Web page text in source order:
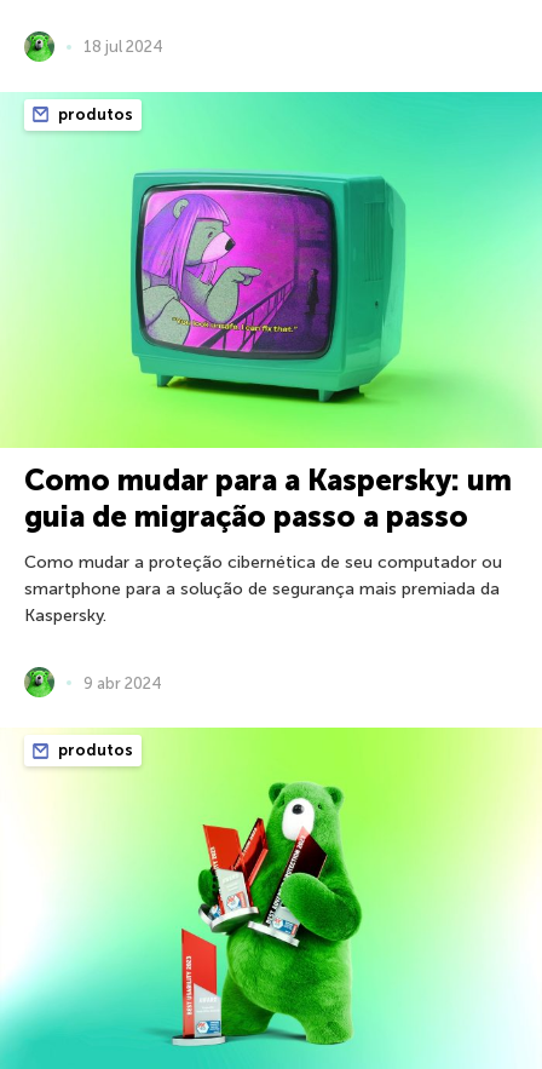
18 jul 2024
produtos
Como mudar para a Kaspersky: um
guia de migração passo a passo
Como mudar a proteção cibernética de seu computador ou
smartphone para a solução de segurança mais premiada da
Kaspersky.
9 abr 2024
produtos